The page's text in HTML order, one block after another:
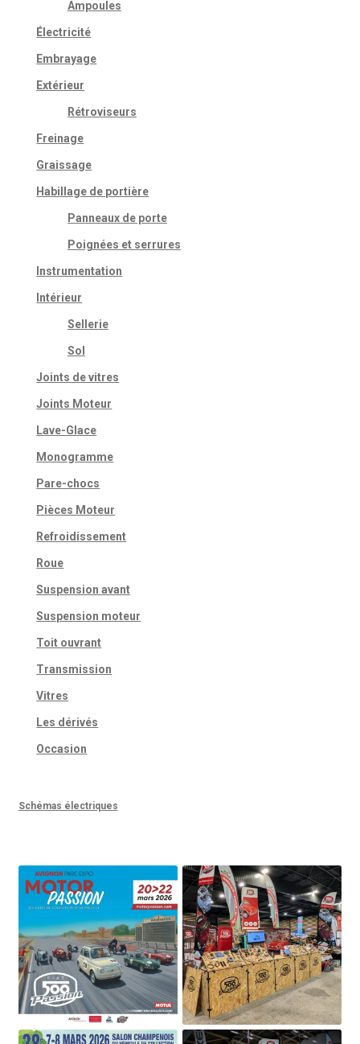
Ampoules
Électricité
Embrayage
Extérieur
Rétroviseurs
Freinage
Graissage
Habillage de portière
Panneaux de porte
Poignées et serrures
Instrumentation
Intérieur
Sellerie
Sol
Joints de vitres
Joints Moteur
Lave-Glace
Monogramme
Pare-chocs
Pièces Moteur
Refroidissement
Roue
Suspension avant
Suspension moteur
Toit ouvrant
Transmission
Vitres
Les dérivés
Occasion
Schémas électriques